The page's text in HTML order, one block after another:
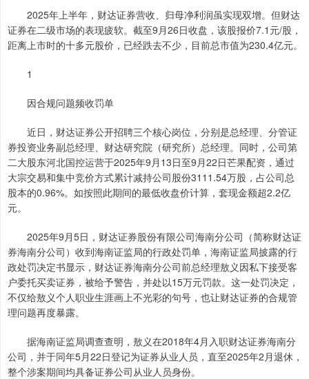
2025年上半年，财达证券营收、归母净利润虽实现双增。但财达
证券在二级市场的表现疲软。截至9月26日收盘，该股报价7.1元/股，
距离上市时的十多元股价，已经跌去不少，目前总市值为230.4亿元。
1
因合规问题频收罚单
近日，财达证券公开招聘三个核心岗位，分别是总经理、分管证
券投资业务副总经理、财达研究院（研究所）总经理。同时，公司第
二大股东河北国控运营于2025年9月13日至9月22日芒果配资，通过
大宗交易和集中竞价方式累计减持公司股份3111.54万股，占公司总
股本的0.96%。如按照此期间的最低收盘价计算，套现金额超2.2亿
元。
2025年9月5日，财达证券股份有限公司海南分公司（简称财达证
券海南分公司）收到海南证监局的行政处罚单，海南证监局披露的行
政处罚决定书显示，财达证券海南分公司前总经理敖义因私下接受客
户委托买卖证券，被给予警告，并处以15万元罚款。这一处罚决定，
不仅给敖义个人职业生涯画上不光彩的句号，也让财达证券的合规管
理问题再度暴露。
据海南证监局调查查明，敖义在2018年4月入职财达证券海南分
公司，并于同年5月22日登记为证券从业人员，直至2025年2月退休，
整个涉案期间均具备证券公司从业人员身份。